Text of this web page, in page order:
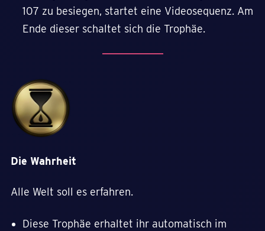
107 zu besiegen, startet eine Videosequenz. Am
Ende dieser schaltet sich die Trophäe.
Die Wahrheit
Alle Welt soll es erfahren.
Diese Trophäe erhaltet ihr automatisch im